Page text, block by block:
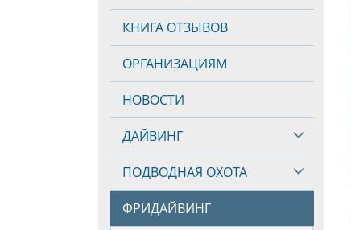
КНИГА ОТЗЫВОВ
ОРГАНИЗАЦИЯМ
НОВОСТИ
ДАЙВИНГ
ПОДВОДНАЯ ОХОТА
ФРИДАЙВИНГ